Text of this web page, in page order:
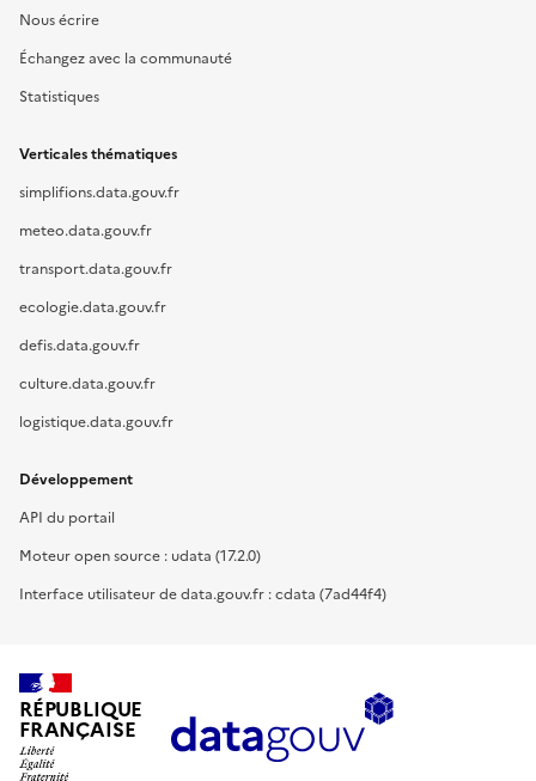
Nous écrire
Échangez avec la communauté
Statistiques
Verticales thématiques
simplifions.data.gouv.fr
meteo.data.gouv.fr
transport.data.gouv.fr
ecologie.data.gouv.fr
defis.data.gouv.fr
culture.data.gouv.fr
logistique.data.gouv.fr
Développement
API du portail
Moteur open source : udata (17.2.0)
Interface utilisateur de data.gouv.fr : cdata (7ad44f4)
RÉPUBLIQUE
FRANÇAISE